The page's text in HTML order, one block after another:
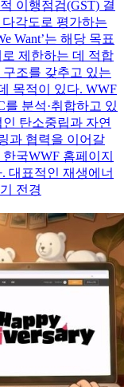
이행점검(GST) 결
각도로 평가하는
Want’는 해당 목표
제한하는 데 적합
조를 갖추고 있는
목적이 있다. WWF
분석·취합하고 있
탄소중립과 자연
과 협력을 이어갈
국WWF 홈페이지
대표적인 재생에너
전경